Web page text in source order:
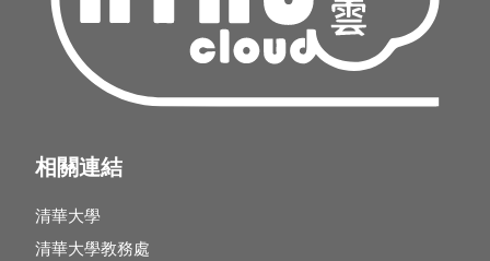
相關連結
清華大學
清華大學教務處